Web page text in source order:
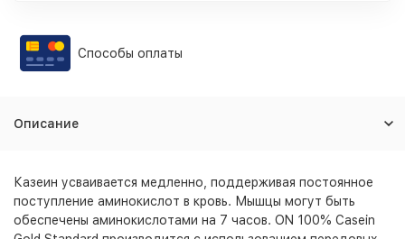
Способы оплаты
Описание
Казеин усваивается медленно, поддерживая постоянное
поступление аминокислот в кровь. Мышцы могут быть
обеспечены аминокислотами на 7 часов. ON 100% Casein